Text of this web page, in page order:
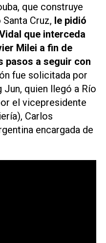
que construye
Cruz, le pidió
que interceda
Milei a fin de
pasos a seguir con
fue solicitada por
Jun, quien llegó a Río
el vicepresidente
Carlos
encargada de